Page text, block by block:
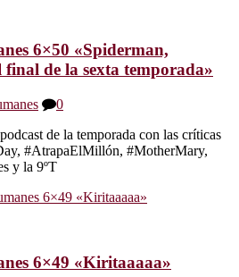
6×50 «Spiderman,
de la sexta temporada»
0
de la temporada con las críticas
#AtrapaElMillón, #MotherMary,
y la 9ºT
6×49 «Kiritaaaaa»